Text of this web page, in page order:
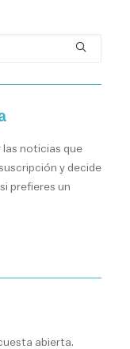
las noticias que
y decide
prefieres un
abierta.